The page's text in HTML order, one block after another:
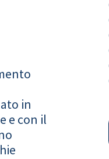
in
e con il